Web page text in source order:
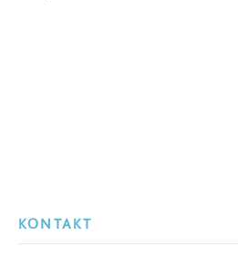
KONTAKT